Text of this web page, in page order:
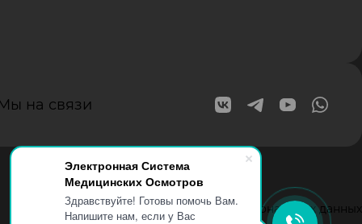
Электронная Система
Медицинских Осмотров
Здравствуйте! Готовы помочь Вам.
Напишите нам, если у Вас
на связи
Согласие на обработку персональных данных